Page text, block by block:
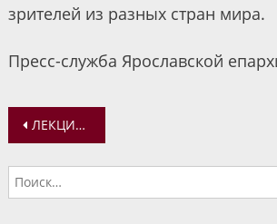
зрителей из разных стран мира.
Пресс-служба Ярославской
Навигация
по
записям
ЛЕКЦИЯ «ИСТОРИЧЕСКОЕ ПУТЕШЕСТВИЕ. СЕРГИЙ РАДОНЕЖСКИЙ И ЕГО ВРЕМЯ» В ЯРОСЛАВСКОЙ ОБЛАСТНОЙ БИБЛИОТЕКЕ